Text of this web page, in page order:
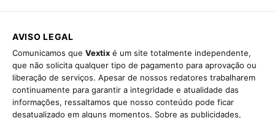
AVISO LEGAL
Comunicamos que Vextix é um site totalmente independente,
que não solicita qualquer tipo de pagamento para aprovação ou
liberação de serviços. Apesar de nossos redatores trabalharem
continuamente para garantir a integridade e atualidade das
informações, ressaltamos que nosso conteúdo pode ficar
desatualizado em alguns momentos. Sobre as publicidades,